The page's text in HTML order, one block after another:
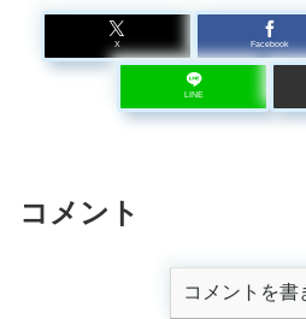
X Facebook
LINE
コメント
コメントを書